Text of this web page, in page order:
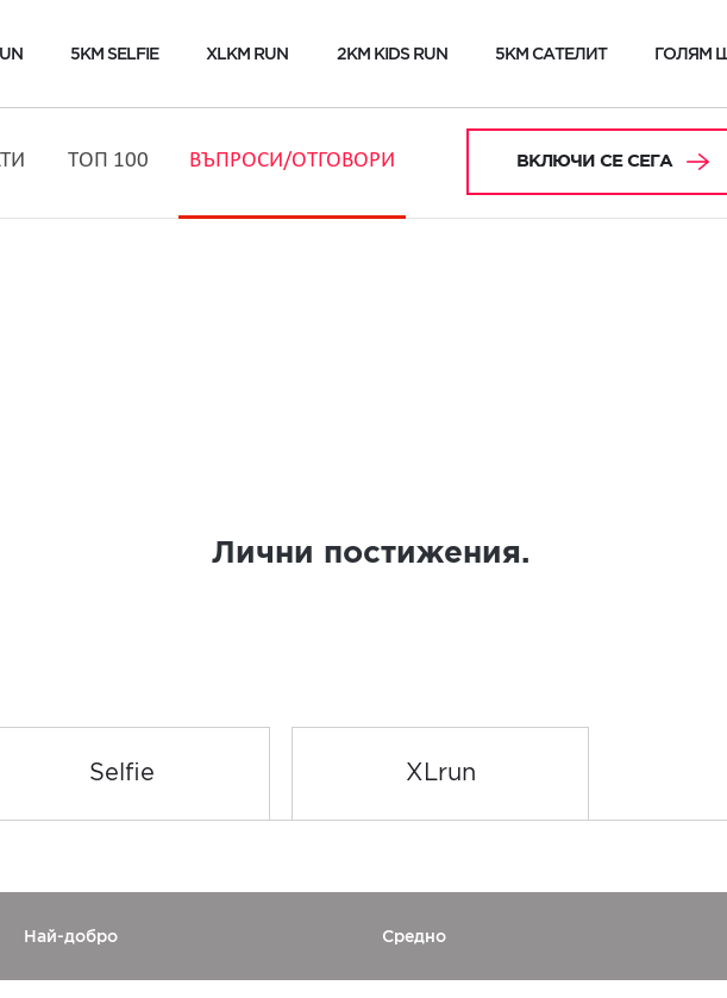
5KM SELFIE XLKM RUN 2KM KIDS RUN 5KM САТЕЛИТ ГОЛЯМ
ТОП 100 ВЪПРОСИ/ОТГОВОРИ ВКЛЮЧИ СЕ СЕГА
Лични постижения.
Selfie XLrun
Най-добро Средно